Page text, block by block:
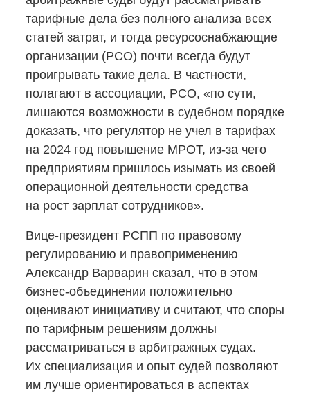
тарифные дела без полного анализа всех
статей затрат, и тогда ресурсоснабжающие
организации (РСО) почти всегда будут
проигрывать такие дела. В частности,
полагают в ассоциации, РСО, «по сути,
лишаются возможности в судебном порядке
доказать, что регулятор не учел в тарифах
на 2024 год повышение МРОТ, из-за чего
предприятиям пришлось изымать из своей
операционной деятельности средства
на рост зарплат сотрудников».
Вице-президент РСПП по правовому
регулированию и правоприменению
Александр Варварин сказал, что в этом
бизнес-объединении положительно
оценивают инициативу и считают, что споры
по тарифным решениям должны
рассматриваться в арбитражных судах.
Их специализация и опыт судей позволяют
им лучше ориентироваться в аспектах